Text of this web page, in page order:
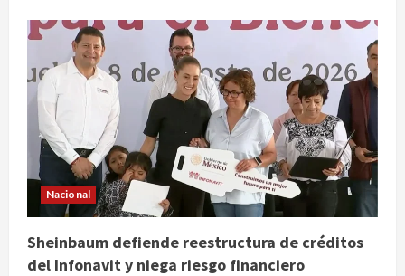
Nacional
Sheinbaum defiende reestructura de créditos
del Infonavit y niega riesgo financiero